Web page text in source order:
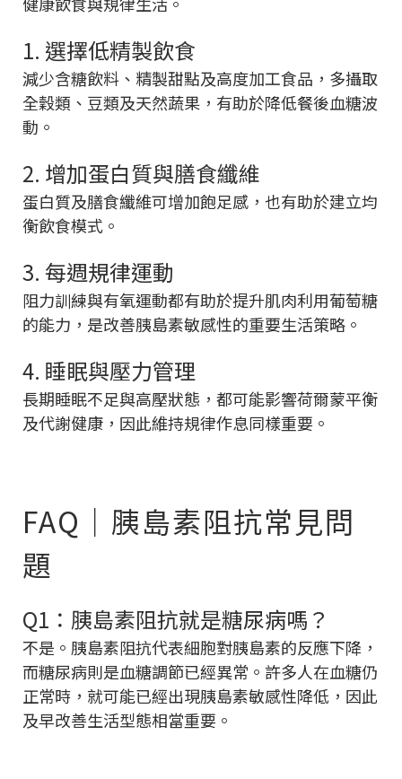
1. 選擇低精製飲食
減少含糖飲料、精製甜點及高度加工食品，多攝取
全穀類、豆類及天然蔬果，有助於降低餐後血糖波
動。
2. 增加蛋白質與膳食纖維
蛋白質及膳食纖維可增加飽足感，也有助於建立均
衡飲食模式。
3. 每週規律運動
阻力訓練與有氧運動都有助於提升肌肉利用葡萄糖
的能力，是改善胰島素敏感性的重要生活策略。
4. 睡眠與壓力管理
長期睡眠不足與高壓狀態，都可能影響荷爾蒙平衡
及代謝健康，因此維持規律作息同樣重要。
FAQ｜胰島素阻抗常見問
題
Q1：胰島素阻抗就是糖尿病嗎？
不是。胰島素阻抗代表細胞對胰島素的反應下降，
而糖尿病則是血糖調節已經異常。許多人在血糖仍
正常時，就可能已經出現胰島素敏感性降低，因此
及早改善生活型態相當重要。